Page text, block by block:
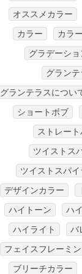
オススメカラー
カラー
カラ
グラデーシ
グランテ
グランテラスについ
ショートボブ
ストレー
ツイストス
ツイストスパ
デザインカラー
ハイトーン
ハ
ハイライト
バ
フェイスフレーミ
ブリーチカラー